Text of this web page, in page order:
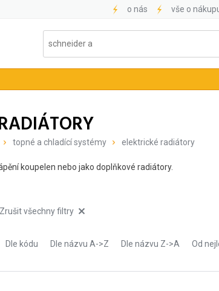
o nás vše o
topné a chladící systémy elektrické radiátory
koupelen nebo jako doplňkové radiátory.
Zrušit všechny filtry
Dle kódu Dle názvu A->Z Dle názvu Z->A Od